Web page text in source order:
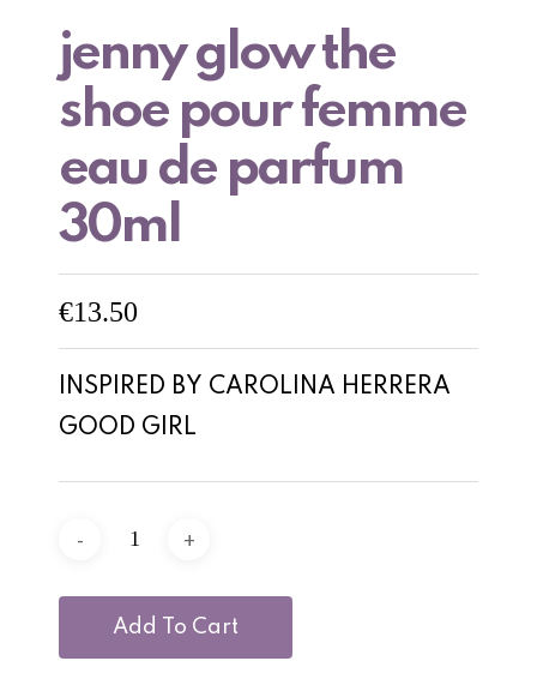
jenny glow the
shoe pour femme
eau de parfum
30ml
€13.50
INSPIRED BY CAROLINA HERRERA
GOOD GIRL
Add To Cart